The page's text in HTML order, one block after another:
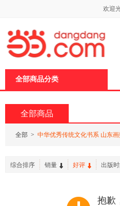
欢迎
全部商品分类
全部商品
全部 > 中华优秀传统文化书系 山东
综合排序 销量 好评 出版时
抱歉
页
加